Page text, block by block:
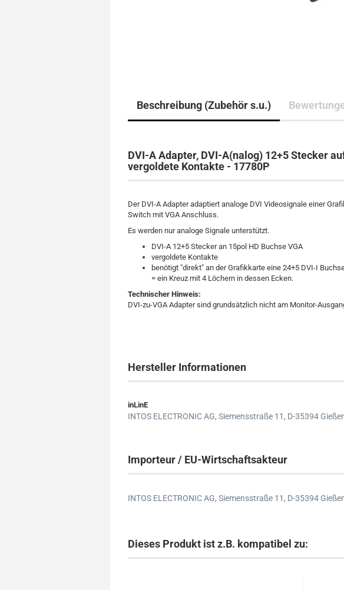
Beschreibung (Zubehör s.u.)
DVI-A Adapter, DVI-A(nalog) 12+5 Stecker
vergoldete Kontakte - 17780P
Der DVI-A Adapter adaptiert analoge DVI Videosignale einer
Switch mit VGA Anschluss.
Es werden nur analoge Signale unterstützt.
DVI-A 12+5 Stecker an 15pol HD Buchse VGA
vergoldete Kontakte
benötigt "direkt" an der Grafikkarte eine 24+5 DVI-I
= ein Kreuz mit 4 Löchern in dessen Ecken.
Technischer Hinweis:
DVI-zu-VGA Adapter sind grundsätzlich nicht am Monitor-
Hersteller Informationen
inLinE
INTOS ELECTRONIC AG, Siemensstraße 11, D-35394
Importeur / EU-Wirtschaftsakteur
INTOS ELECTRONIC AG, Siemensstraße 11, D-35394
Dieses Produkt ist z.B. kompatibel zu: